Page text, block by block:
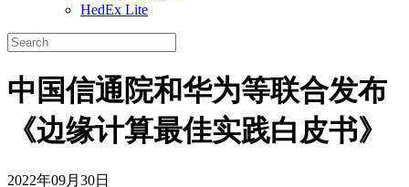
HedEx Lite
中国信通院和华为等联合发布
《边缘计算最佳实践白皮书》
2022年09月30日